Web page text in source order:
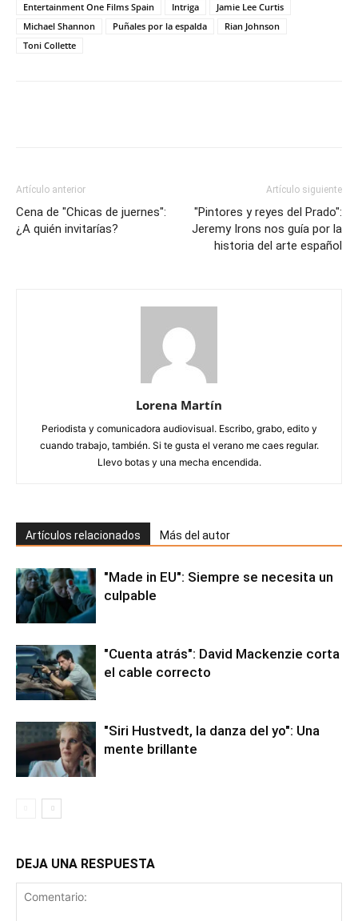
Entertainment One Films Spain
Intriga
Jamie Lee Curtis
Michael Shannon
Puñales por la espalda
Rian Johnson
Toni Collette
Artículo anterior
Cena de "Chicas de juernes":
¿A quién invitarías?
Artículo siguiente
"Pintores y reyes del Prado":
Jeremy Irons nos guía por la
historia del arte español
Lorena Martín
Periodista y comunicadora audiovisual. Escribo, grabo, edito y
cuando trabajo, también. Si te gusta el verano me caes regular.
Llevo botas y una mecha encendida.
Artículos relacionados Más del autor
"Made in EU": Siempre se necesita un
culpable
"Cuenta atrás": David Mackenzie corta
el cable correcto
"Siri Hustvedt, la danza del yo": Una
mente brillante
DEJA UNA RESPUESTA